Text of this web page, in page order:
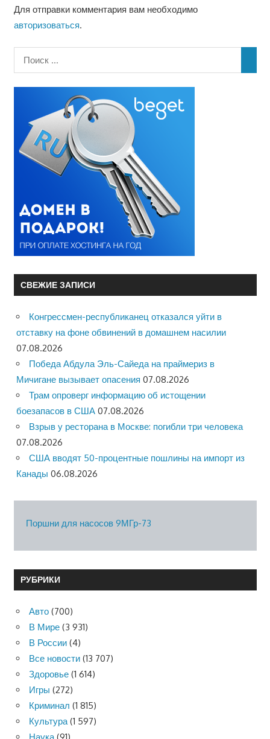
Для отправки комментария вам необходимо
авторизоваться.
СВЕЖИЕ ЗАПИСИ
Конгрессмен-республиканец отказался уйти в
отставку на фоне обвинений в домашнем насилии
07.08.2026
Победа Абдула Эль-Сайеда на праймериз в
Мичигане вызывает опасения 07.08.2026
Трам опроверг информацию об истощении
боезапасов в США 07.08.2026
Взрыв у ресторана в Москве: погибли три человека
07.08.2026
США вводят 50-процентные пошлины на импорт из
Канады 06.08.2026
Поршни для насосов 9МГр-73
РУБРИКИ
Авто (700)
В Мире (3 931)
В России (4)
Все новости (13 707)
Здоровье (1 614)
Игры (272)
Криминал (1 815)
Культура(1 597)